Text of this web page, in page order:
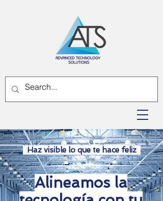
Haz visible lo que te hace feliz
Alineamos la